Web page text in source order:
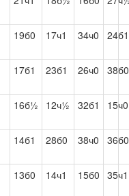
19б0 17ч1 34ч0 24б1
17б1 23б1 26ч0 38б0
16б½ 12ч½ 32б1 15ч0
14б1 28б0 38ч0 36б0
13б0 14ч1 15б0 35ч1